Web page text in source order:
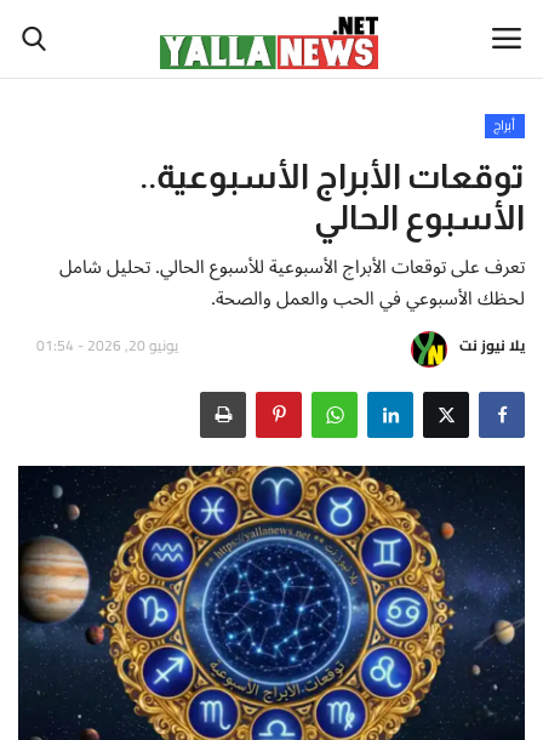
أخبار العالم
أخبار الوطن العربي
سياسة واقتصاد
رياضة
ثقافة وفن
تكنولوجيا وعلوم
صحة ولياقة
أطباق من المطابخ العربية
سياحة وسفر
منوعات عامة
أبراج
توقعات الأبراج الأسبوعية..
الأسبوع الحالي
تعرف على توقعات الأبراج الأسبوعية للأسبوع الحالي. تحليل شامل
لحظك الأسبوعي في الحب والعمل والصحة.
يلا نيوز نت يونيو 20, 2026 - 01:54